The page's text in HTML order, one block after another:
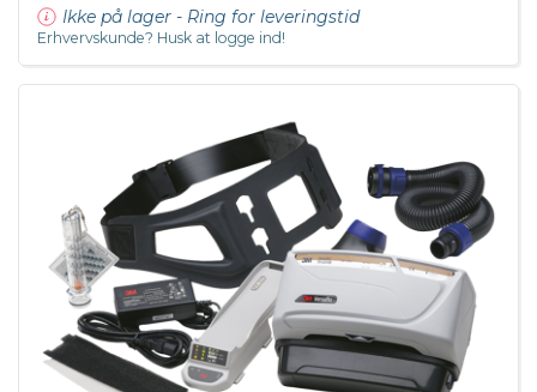
Ikke på lager - Ring for leveringstid
Erhvervskunde? Husk at logge ind!